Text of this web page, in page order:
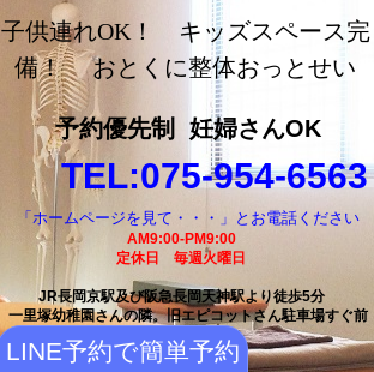
長岡京市の整体【おとく
に整体おっとせい】長岡
京駅と長岡天神駅から徒
歩5分の整体院
子供連れOK！ キッズスペース完
備！ おとくに整体おっとせい
予約優先制 妊婦さんOK
TEL:075-954-6563
「ホームページを見て・・・」とお電話ください
AM9:00-PM9:00
定休日 毎週火曜日
JR長岡京駅及び阪急長岡天神駅より徒歩5分
一里塚幼稚園さんの隣。旧エピコットさん駐車場すぐ前
LINE予約で簡単予約